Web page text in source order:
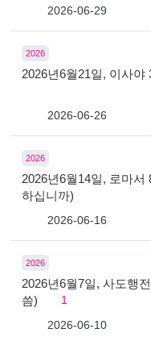
2026-06-29
2026
2026년6월21일, 이사
2026-06-26
2026
2026년6월14일, 로마
하십니까)
2026-06-16
2026
2026년6월7일, 사도행
씀)
1
2026-06-10